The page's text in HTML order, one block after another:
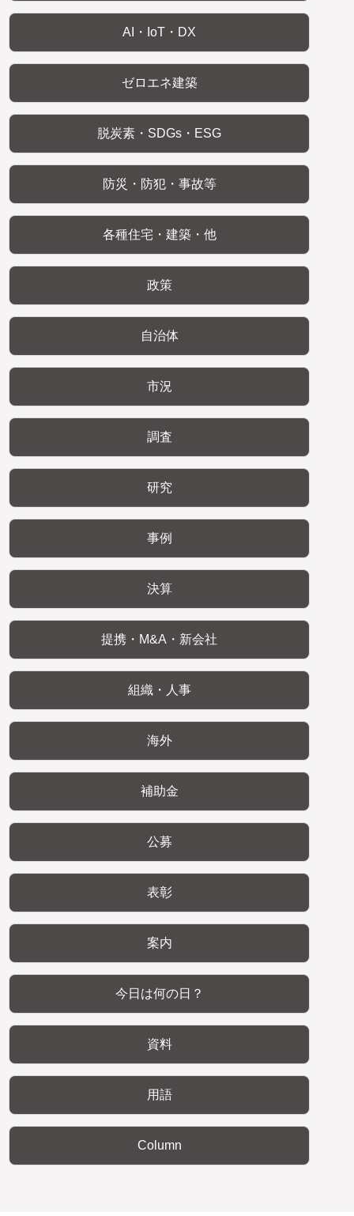
AI・IoT・DX
ゼロエネ建築
脱炭素・SDGs・ESG
防災・防犯・事故等
各種住宅・建築・他
政策
自治体
市況
調査
研究
事例
決算
提携・M&A・新会社
組織・人事
海外
補助金
公募
表彰
案内
今日は何の日？
資料
用語
Column